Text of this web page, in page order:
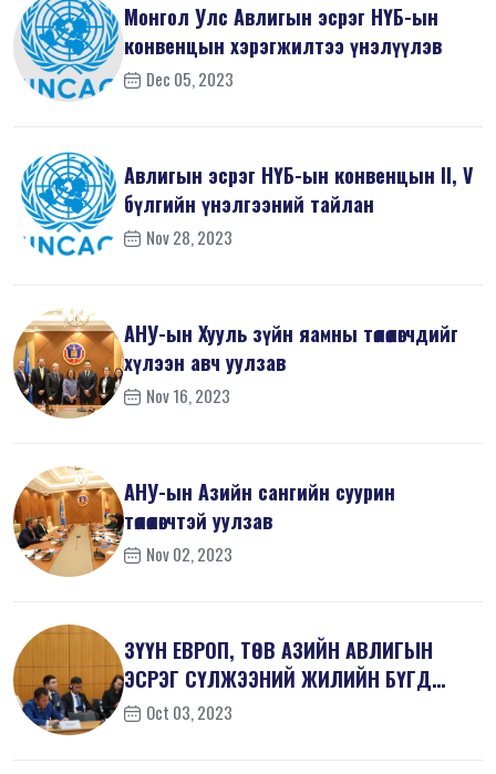
Монгол Улс Авлигын эсрэг НҮБ-ын
конвенцын хэрэгжилтээ үнэлүүлэв
Dec 05, 2023
Авлигын эсрэг НҮБ-ын конвенцын II, V
бүлгийн үнэлгээний тайлан
Nov 28, 2023
АНУ-ын Хууль зүйн яамны төлөөлөгчдийг
хүлээн авч уулзав
Nov 16, 2023
АНУ-ын Азийн сангийн суурин
төлөөлөгчтэй уулзав
Nov 02, 2023
ЗҮҮН ЕВРОП, ТӨВ АЗИЙН АВЛИГЫН
ЭСРЭГ СҮЛЖЭЭНИЙ ЖИЛИЙН БҮГД
ХУРАЛД ОРОЛЦ...
Oct 03, 2023